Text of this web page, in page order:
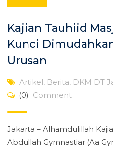
Kajian Tauhiid
Kunci
Urusan
Artikel, Berita, DKM DT
(0)
Comment
Jakarta – Alhamdulillah
Abdullah Gymnastiar (Aa